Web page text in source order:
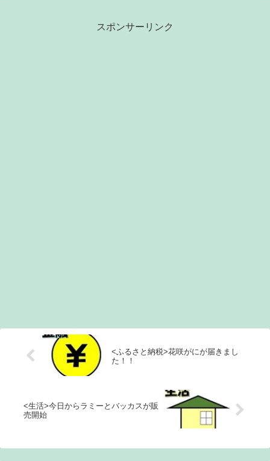
スポンサーリンク
<ふるさと納税>花咲がにが届きまし
た！！
<生活>今日からラミーとバッカスが販
売開始